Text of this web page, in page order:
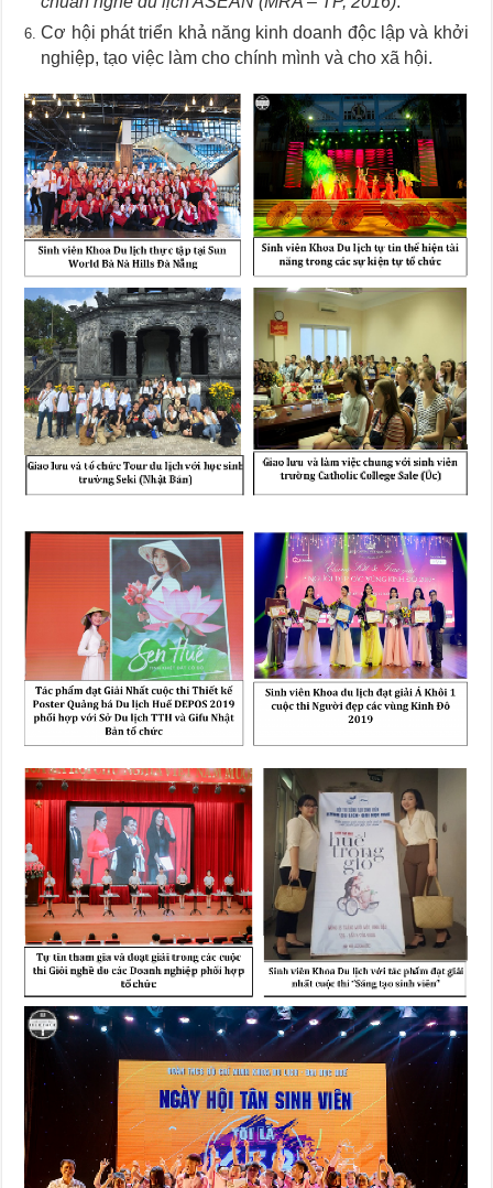
Cơ hội phát triển khả năng kinh doanh độc lập và khởi
nghiệp, tạo việc làm cho chính mình và cho xã hội.